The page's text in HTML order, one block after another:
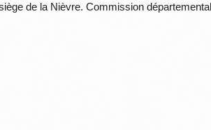
de la Nièvre. Commission